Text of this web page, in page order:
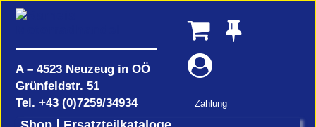
A – 4523 Neuzeug in OÖ
Grünfeldstr. 51
Tel. +43 (0)7259/34934 Zahlung